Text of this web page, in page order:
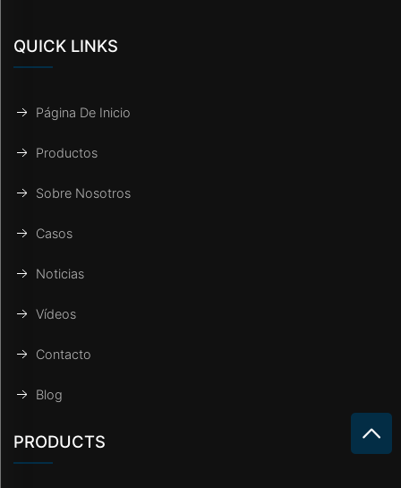
QUICK LINKS
Página De Inicio
Productos
Sobre Nosotros
Casos
Noticias
Vídeos
Contacto
Blog
PRODUCTS